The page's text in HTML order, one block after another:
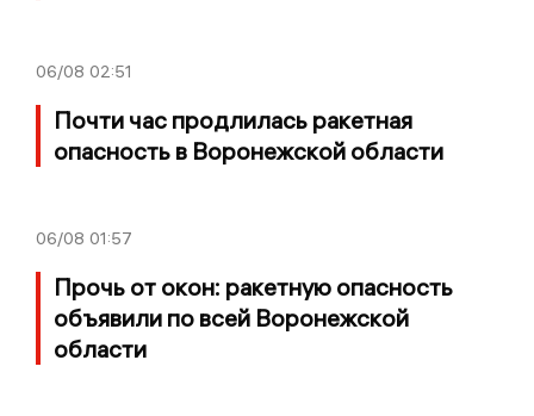
06/08 02:51
Почти час продлилась ракетная
опасность в Воронежской области
06/08 01:57
Прочь от окон: ракетную опасность
объявили по всей Воронежской
области